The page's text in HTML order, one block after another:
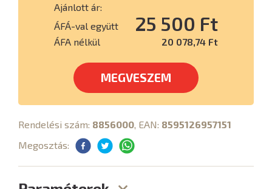
Ajánlott ár:
ÁFÁ-val együtt
25 500 Ft
ÁFA nélkül 20 078,74 Ft
MEGVESZEM
Rendelési szám: 8856000, EAN: 8595126957151
Megosztás: